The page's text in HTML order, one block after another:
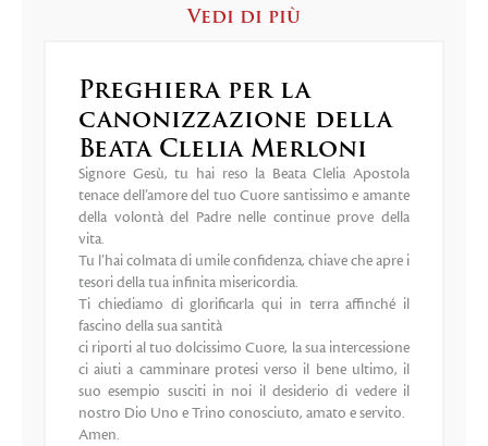
Vedi di più
Preghiera per la
canonizzazione della
Beata Clelia Merloni
Signore Gesù, tu hai reso la Beata Clelia Apostola
tenace dell’amore del tuo Cuore santissimo e amante
della volontà del Padre nelle continue prove della
vita.
Tu l’hai colmata di umile confidenza, chiave che apre i
tesori della tua infinita misericordia.
Ti chiediamo di glorificarla qui in terra affinché il
fascino della sua santità
ci riporti al tuo dolcissimo Cuore, la sua intercessione
ci aiuti a camminare protesi verso il bene ultimo, il
suo esempio susciti in noi il desiderio di vedere il
nostro Dio Uno e Trino conosciuto, amato e servito.
Amen.